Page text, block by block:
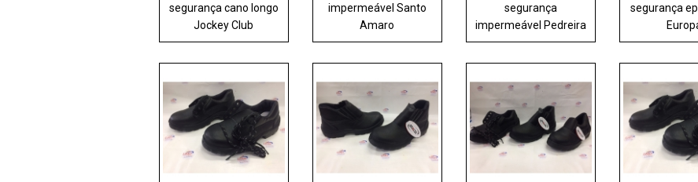
segurança cano longo
Jockey Club
impermeável Santo
Amaro
segurança
impermeável Pedreira
segurança